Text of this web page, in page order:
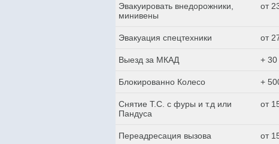
Эвакуировать внедорожники,
минивены
от
Эвакуация спецтехники от
Выезд за МКАД +
Блокированно Колесо +
Снятие Т.С. с фуры и т.д или
Пандуса
от
Переадресация вызова от